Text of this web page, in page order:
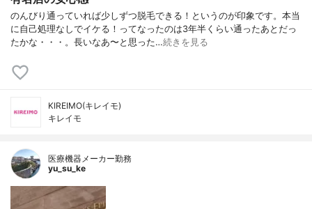
のんびり通っていれば少しずつ脱毛できる！というのが印象です。本当
に自己処理なしでイケる！ってなったのは3年半くらい通ったあとだっ
たかな・・・。長いなあ〜と思った…続きを見る
KIREIMO(キレイモ)
キレイモ
医療機器メーカー勤務
yu_su_ke